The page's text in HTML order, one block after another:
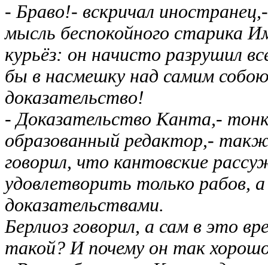
- Браво!- вскричал
мысль беспокойного старика
курьёз: он начисто разрушил
бы в насмешку над самим
доказательство!
- Доказательство Канта,-
образованный редактор,-
говорил, что кантовские
удовлетворить только рабов,
доказательствами.
Берлиоз говорил, а сам в это
такой? И почему он так